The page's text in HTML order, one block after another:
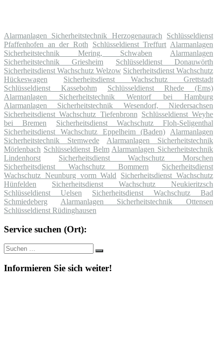
Alarmanlagen Sicherheitstechnik Herzogenaurach
Schlüsseldienst
Pfaffenhofen an der Roth
Schlüsseldienst Treffurt Alarmanlagen
Sicherheitstechnik Mering, Schwaben
Alarmanlagen
Sicherheitstechnik Griesheim
Schlüsseldienst Donauwörth
Sicherheitsdienst Wachschutz Welzow Sicherheitsdienst Wachschutz
Hückeswagen
Sicherheitsdienst Wachschutz Grettstadt
Schlüsseldienst Kassebohm
Schlüsseldienst Rhede (Ems)
Alarmanlagen Sicherheitstechnik Wentorf bei Hamburg
Alarmanlagen Sicherheitstechnik Wesendorf, Niedersachsen
Sicherheitsdienst Wachschutz Tiefenbronn Schlüsseldienst Weyhe
bei Bremen
Sicherheitsdienst Wachschutz Floh-Seligenthal
Sicherheitsdienst Wachschutz Eppelheim (Baden)
Alarmanlagen
Sicherheitstechnik Stemwede
Alarmanlagen Sicherheitstechnik
Mörlenbach Schlüsseldienst Belm Alarmanlagen Sicherheitstechnik
Lindenhorst
Sicherheitsdienst Wachschutz Morschen
Sicherheitsdienst Wachschutz Bommern
Sicherheitsdienst
Wachschutz Neunburg vorm Wald
Sicherheitsdienst Wachschutz
Hünfelden
Sicherheitsdienst Wachschutz Neukieritzsch
Schlüsseldienst Uelsen
Sicherheitsdienst Wachschutz Bad
Schmiedeberg
Alarmanlagen Sicherheitstechnik Ottensen
Schlüsseldienst Rüdinghausen
Service suchen (Ort):
Suche
nach:
Suchen
Informieren Sie sich weiter!